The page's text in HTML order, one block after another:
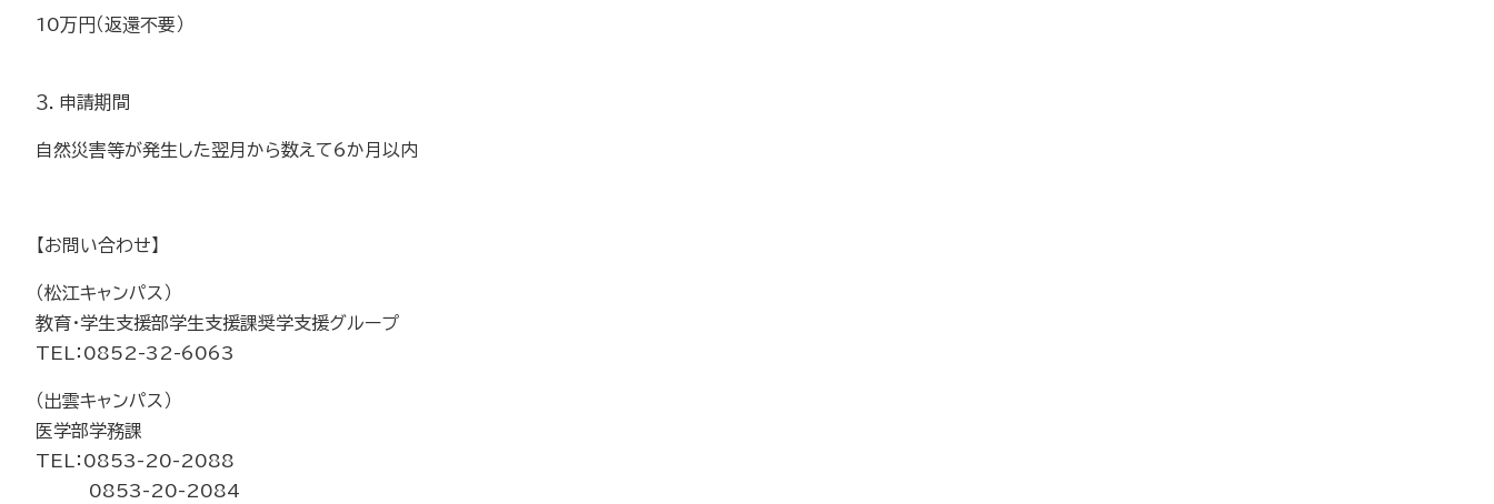
10万円（返還不要）
３．申請期間
自然災害等が発生した翌月から数えて6か月以内
【お問い合わせ】
（松江キャンパス）
教育・学生支援部学生支援課奨学支援グループ
TEL：0852-32-6063
（出雲キャンパス）
医学部学務課
TEL：0853-20-2088
0853-20-2084